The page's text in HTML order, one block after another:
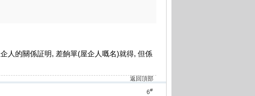
人的關係証明, 差餉單(屋企人嘅名)就得, 但係
返回頂部
6#